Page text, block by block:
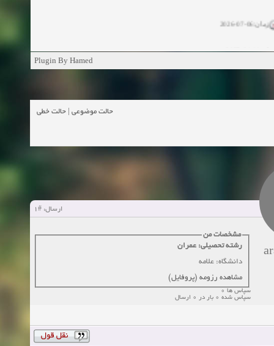
زمان:10-13-2024
زمان:10-11-2024
Plugin By Hamed
حالت موضوعی حالت خطی
ارسال: #1
مشخصات من
رشته تحصیلی: عمران
دانشگاه: علامه
مشاهده رزومه (پروفایل)
سپاس ها 0
سپاس شده 0 بار در 0 ارسال